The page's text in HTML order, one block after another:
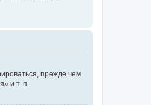
прежде чем
и т. п.